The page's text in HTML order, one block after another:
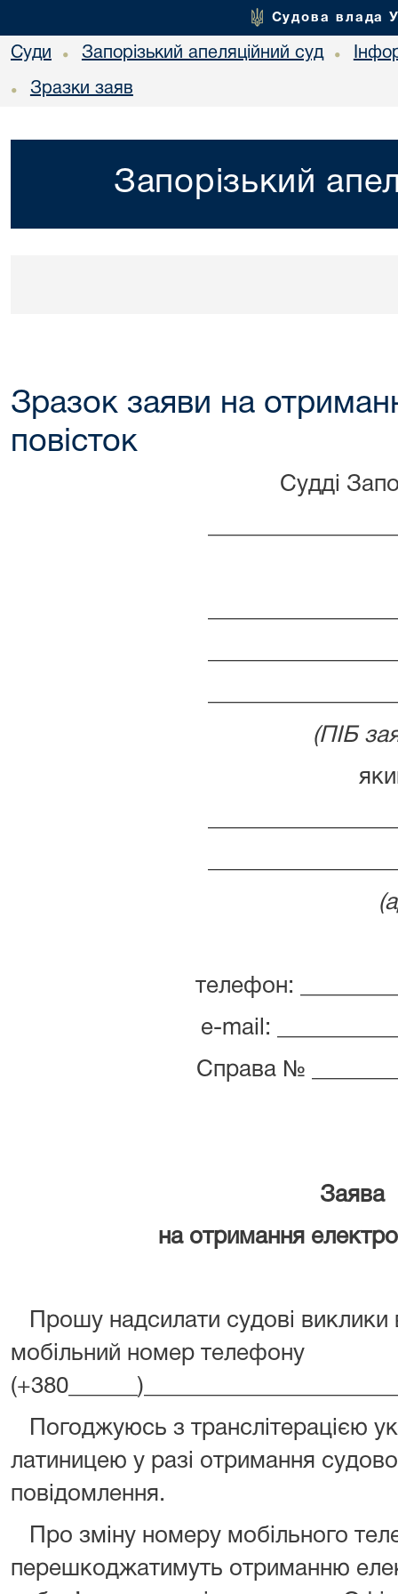
Судова влада
Суди • Запорізький апеляційний суд •
• Зразки заяв
Запорізький
Зразок заяви на
повісток
Судді
(ПІБ
телефон:
е-mail:
Справа №
Заява
на отримання
Прошу надсилати судові виклики
мобільний номер телефону
Погоджуюсь з транслітерацією
латиницею у разі отримання
повідомлення.
Про зміну номеру мобільного
перешкоджатимуть отриманню